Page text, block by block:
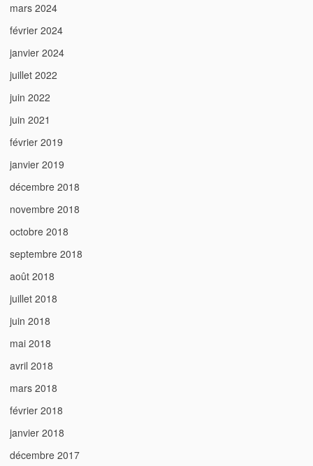
mars 2024
février 2024
janvier 2024
juillet 2022
juin 2022
juin 2021
février 2019
janvier 2019
décembre 2018
novembre 2018
octobre 2018
septembre 2018
août 2018
juillet 2018
juin 2018
mai 2018
avril 2018
mars 2018
février 2018
janvier 2018
décembre 2017